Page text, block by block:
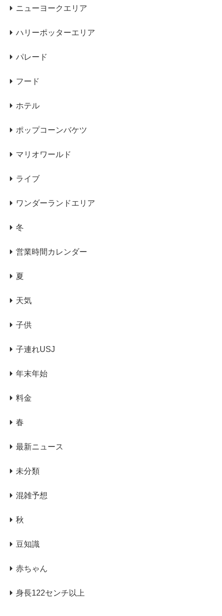
ニューヨークエリア
ハリーポッターエリア
パレード
フード
ホテル
ポップコーンバケツ
マリオワールド
ライブ
ワンダーランドエリア
冬
営業時間カレンダー
夏
天気
子供
子連れUSJ
年末年始
料金
春
最新ニュース
未分類
混雑予想
秋
豆知識
赤ちゃん
身長122センチ以上